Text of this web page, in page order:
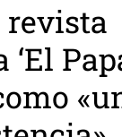
revista
‘El